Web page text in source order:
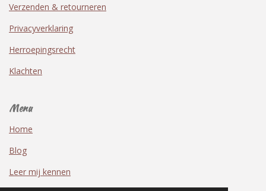
Verzenden & retourneren
Privacyverklaring
Herroepingsrecht
Klachten
Menu
Home
Blog
Leer mij kennen